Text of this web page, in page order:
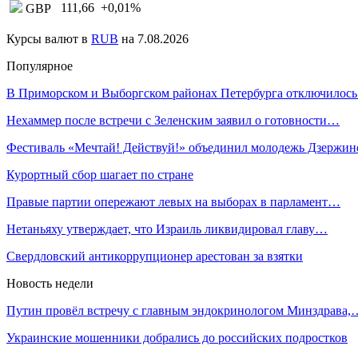
GBP
111,66 +0,01%
Курсы валют в RUB на 7.08.2026
Популярное
В Приморском и Выборгском районах Петербурга
Нехаммер после встречи с Зеленским заявил о готовности…
Фестиваль «Мечтай! Действуй!» объединил молодежь
Курортный сбор шагает по стране
Правые партии опережают левых на выборах в парламент…
Нетаньяху утверждает, что Израиль ликвидировал главу…
Свердловский антикоррупционер арестован за взятки
Новость недели
Путин провёл встречу с главным эндокринологом
Украинские мошенники добрались до российских подростков